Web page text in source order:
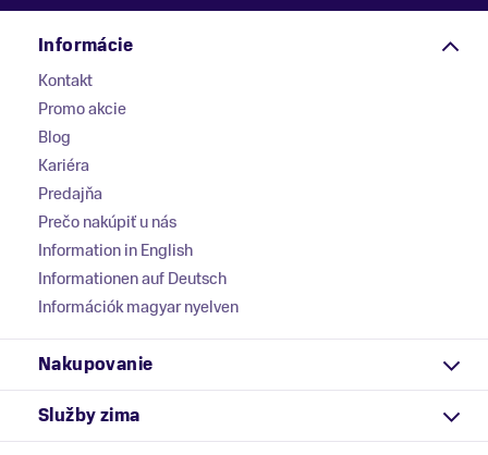
Informácie
Kontakt
Promo akcie
Blog
Kariéra
Predajňa
Prečo nakúpiť u nás
Information in English
Informationen auf Deutsch
Információk magyar nyelven
Nakupovanie
Služby zima